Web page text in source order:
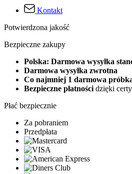
Kontakt
Potwierdzona jakość
Bezpieczne zakupy
Polska: Darmowa wysyłka
Darmowa wysyłka zwrotna
Co najmniej 1 darmowa
Bezpieczne płatności dzięki
Płać bezpiecznie
Za pobraniem
Przedpłata